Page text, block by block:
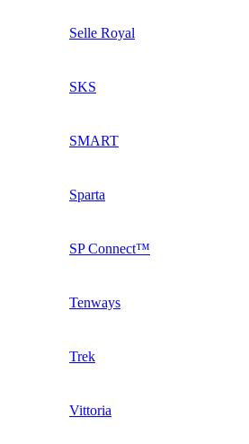
Selle Royal
SKS
SMART
Sparta
SP Connect™
Tenways
Trek
Vittoria